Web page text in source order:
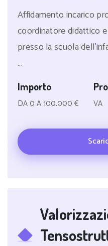
Affidamento incarico
coordinatore didattico
presso la scuola
...
Importo
DA 0 A 100.000 € VA